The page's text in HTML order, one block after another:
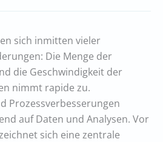
sich inmitten vieler
Die Menge der
die Geschwindigkeit der
nimmt rapide zu.
Prozessverbesserungen
auf Daten und Analysen. Vor
sich eine zentrale